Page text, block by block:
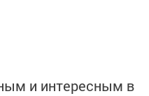
и интересным в